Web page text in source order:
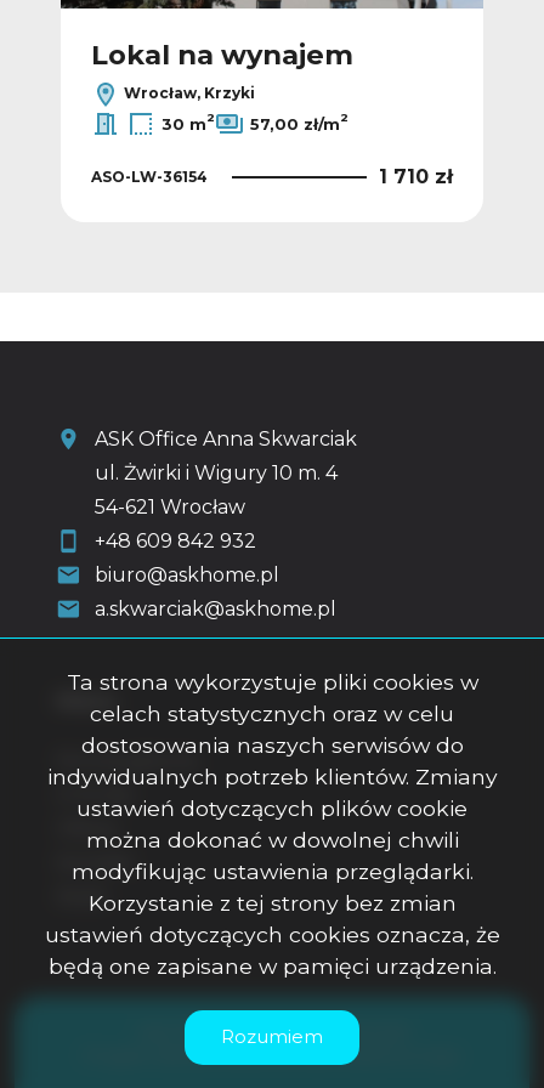
Lokal na wynajem
Wrocław, Krzyki
30 m2 57,00 zł/m2
ASO-LW-36154 1 710 zł
ASK Office Anna Skwarciak
ul. Żwirki i Wigury 10 m. 4
54-621 Wrocław
+48 609 842 932
biuro@askhome.pl
a.skwarciak@askhome.pl
Strona główna
O firmie
Kontakt
Rodo
ASK Office Anna Skwarciak © 2026
Program dla biur nieruchomości
Galactica Virgo
Ta strona wykorzystuje pliki cookies w
celach statystycznych oraz w celu
dostosowania naszych serwisów do
indywidualnych potrzeb klientów. Zmiany
ustawień dotyczących plików cookie
można dokonać w dowolnej chwili
modyfikując ustawienia przeglądarki.
Korzystanie z tej strony bez zmian
ustawień dotyczących cookies oznacza, że
będą one zapisane w pamięci urządzenia.
Rozumiem